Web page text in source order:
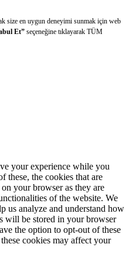
size en uygun deneyimi sunmak için web
Et” seçeneğine tıklayarak TÜM
your experience while you
these, the cookies that are
your browser as they are
of the website. We
us analyze and understand how
will be stored in your browser
the option to opt-out of these
cookies may affect your